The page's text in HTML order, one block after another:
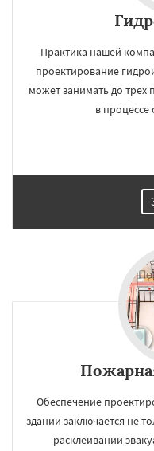
Практика нашей
проектирование
может занимать до
в процессе
Обеспечение
здании заключается не
расклеивании